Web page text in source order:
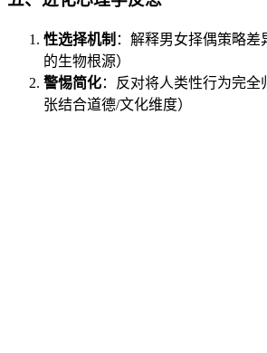
性选择机制 ：解释男女择偶策略差
的生物根源）
警惕简化：反对将人类性行为完全
张结合道德/文化维度）